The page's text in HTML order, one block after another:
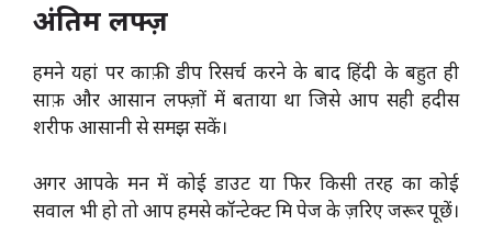
अंतिम लफ्ज़
हमने यहां पर काफ़ी डीप रिसर्च करने के बाद हिंदी के बहुत ही
साफ़ और आसान लफ्ज़ों में बताया था जिसे आप सही हदीस
शरीफ आसानी से समझ सकें।
अगर आपके मन में कोई डाउट या फिर किसी तरह का कोई
सवाल भी हो तो आप हमसे कॉन्टेक्ट मि पेज के ज़रिए जरूर पूछें।